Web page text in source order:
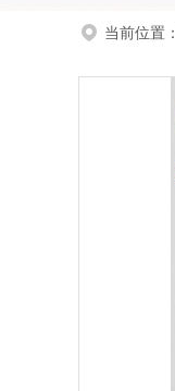
当前位置：